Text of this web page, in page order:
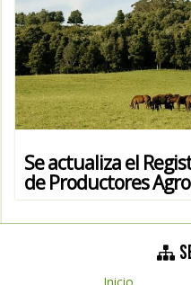
Se actualiza el
de Productores